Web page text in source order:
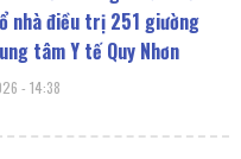
nhà điều trị 251 giường
tâm Y tế Quy Nhơn
14:38